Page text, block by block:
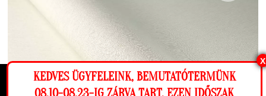
Ez a weboldal cookie-kat használ, hogy a
X
KEDVES ÜGYFELEINK, BEMUTATÓTERMÜNK